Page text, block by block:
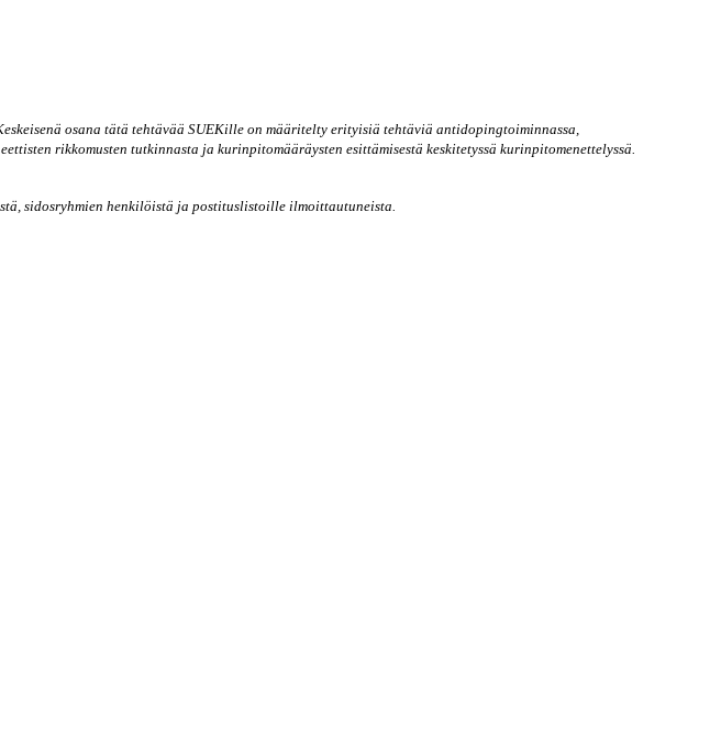
osana tätä tehtävää SUEKille on määritelty erityisiä tehtäviä antidopingtoiminnassa,
rikkomusten tutkinnasta ja kurinpitomääräysten esittämisestä keskitetyssä kurinpitomenettelyssä.
sidosryhmien henkilöistä ja postituslistoille ilmoittautuneista.